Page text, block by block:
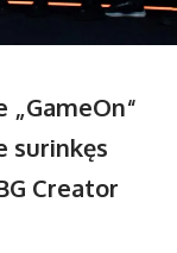
surinkęs
Creator